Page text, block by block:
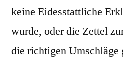
keine Eidesstattliche
wurde, oder die Zettel
die richtigen Umschläge